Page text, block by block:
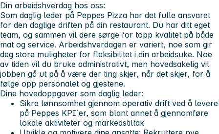
Din arbeidshverdag hos oss:
Som daglig leder på Peppes Pizza har det fulle ansvaret
for den daglige driften på din restaurant. Du har ditt eget
team, og sammen vil dere sørge for topp kvalitet på både
mat og service. Arbeidshverdagen er variert, noe som gir
deg store muligheter for fleksibilitet i din arbeidsuke. Noe
av tiden vil du bruke administrativt, men hovedsakelig vil
jobben gå ut på å være der ting skjer, når det skjer, for å
følge opp personalet og gjestene.
Dine hovedoppgaver som daglig leder:
Sikre lønnsomhet gjennom operativ drift ved å levere
på Peppes KPI`er, som blant annet å gjennomføre
lokale aktiviteter og markedstiltak